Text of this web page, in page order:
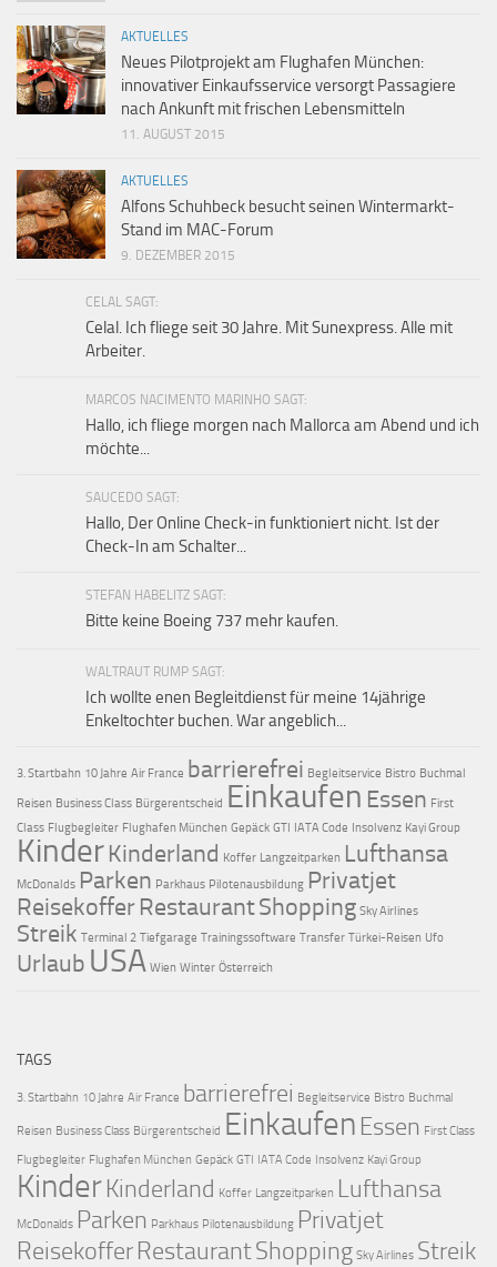
AKTUELLES
Neues Pilotprojekt am Flughafen München:
innovativer Einkaufsservice versorgt Passagiere
nach Ankunft mit frischen Lebensmitteln
11. AUGUST 2015
AKTUELLES
Alfons Schuhbeck besucht seinen Wintermarkt-
Stand im MAC-Forum
9. DEZEMBER 2015
CELAL SAGT:
Celal. Ich fliege seit 30 Jahre. Mit Sunexpress. Alle mit
Arbeiter.
MARCOS NACIMENTO MARINHO SAGT:
Hallo, ich fliege morgen nach Mallorca am Abend und ich
möchte...
SAUCEDO SAGT:
Hallo, Der Online Check-in funktioniert nicht. Ist der
Check-In am Schalter...
STEFAN HABELITZ SAGT:
Bitte keine Boeing 737 mehr kaufen.
WALTRAUT RUMP SAGT:
Ich wollte enen Begleitdienst für meine 14jährige
Enkeltochter buchen. War angeblich...
3. Startbahn 10 Jahre Air France barrierefrei Begleitservice Bistro Buchmal
Reisen Business Class Bürgerentscheid Einkaufen Essen First
Class Flugbegleiter Flughafen München Gepäck GTI IATA Code Insolvenz Kayi Group
KinderKinderland Koffer Langzeitparken Lufthansa
McDonalds Parken Parkhaus Pilotenausbildung Privatjet
ReisekofferRestaurantShopping Sky Airlines
Streik Terminal 2 Tiefgarage Trainingssoftware Transfer Türkei-Reisen Ufo
Urlaub USA Wien Winter Österreich
TAGS
3. Startbahn 10 Jahre Air France barrierefrei Begleitservice Bistro Buchmal
Reisen Business Class Bürgerentscheid Einkaufen Essen First Class
Flugbegleiter Flughafen München Gepäck GTI IATA Code Insolvenz Kayi Group
Kinder Kinderland Koffer Langzeitparken Lufthansa
McDonalds Parken Parkhaus Pilotenausbildung Privatjet
Reisekoffer RestaurantShopping Sky Airlines Streik